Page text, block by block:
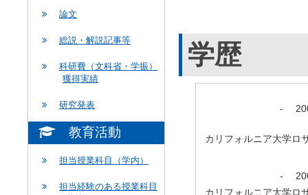
論文
総説・解説記事等
科研費（文科省・学振）
獲得実績
研究発表
教育活動
担当授業科目（学内）
担当経験のある授業科目
学歴
-
カリフォルニア大学
-
カリフォルニア大学